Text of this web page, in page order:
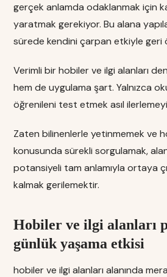
gerçek anlamda odaklanmak için
yaratmak gerekiyor. Bu alana
sürede kendini çarpan etkiyle geri
Verimli bir hobiler ve ilgi alanları
hem de uygulama şart. Yalnızca
öğrenileni test etmek asıl ilerlemeyi
Zaten bilinenlerle yetinmemek ve
konusunda sürekli sorgulamak,
potansiyeli tam anlamıyla ortaya
kalmak gerilemektir.
Hobiler ve ilgi alanları
günlük yaşama etkisi
hobiler ve ilgi alanları alanında